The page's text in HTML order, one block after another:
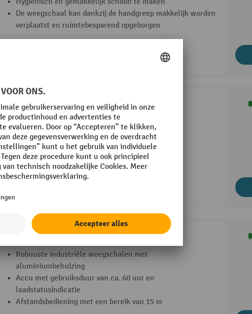
De weegschaal kan dankzij de handgreep makkelijk worden
verplaatst en ruimtebesparend opgeborgen
KERN weegplatform met display
Weegplatform met grote functionaliteit
Bepaling van aantal stuks of gewicht mogelijk
Met beschermkap over de weegschaal
Industriële kraanweegschaal
Robuuste industriële weegschalen met
aluminiumbehuizing
Accu met gebruiksduur van ca. 60 uur en
laadstatusindicatie
Afstandsbediening met een bereik van 15 m